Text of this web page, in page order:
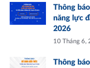
Thông
năng lực
2026
10 Tháng 6,
Thông